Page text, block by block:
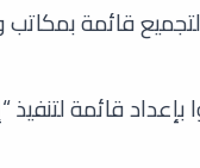
قائمة
قائمة